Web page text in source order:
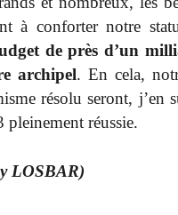
à conforter notre
de près d’un
archipel. En cela,
résolu seront, j’en
pleinement réussie.
LOSBAR)